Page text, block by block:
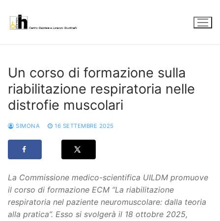
contenuto
Un corso di formazione sulla
riabilitazione respiratoria nelle
distrofie muscolari
SIMONA 16 SETTEMBRE 2025
La Commissione medico-scientifica UILDM promuove
il corso di formazione ECM “La riabilitazione
respiratoria nel paziente neuromuscolare: dalla teoria
alla pratica”. Esso si svolgerà il 18 ottobre 2025,